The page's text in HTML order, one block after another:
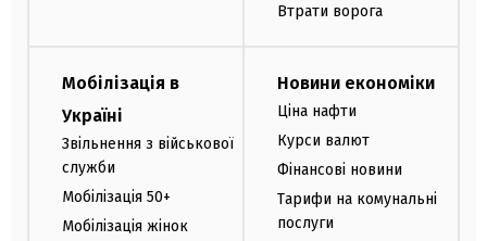
Втрати ворога
Мобілізація в
Україні
Звільнення з військової
служби
Мобілізація 50+
Мобілізація жінок
Новини економіки
Ціна нафти
Курси валют
Фінансові новини
Тарифи на комунальні
послуги